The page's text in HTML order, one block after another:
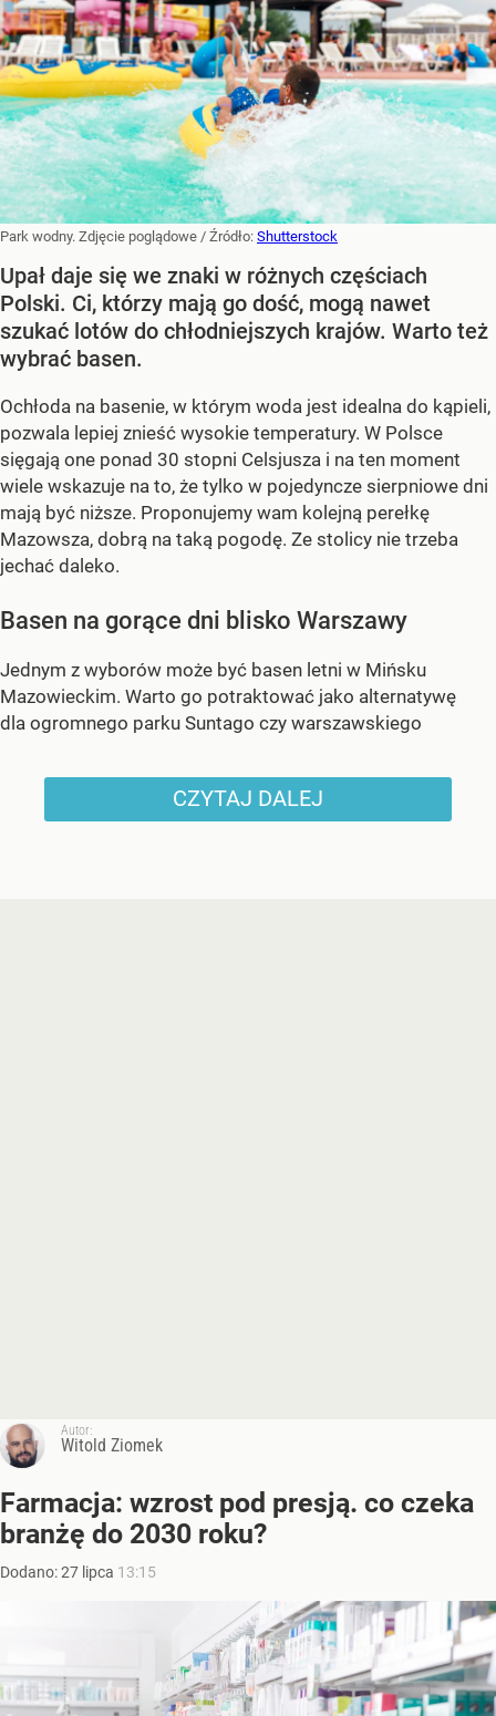
Park wodny. Zdjęcie poglądowe / Źródło: Shutterstock
Upał daje się we znaki w różnych częściach
Polski. Ci, którzy mają go dość, mogą nawet
szukać lotów do chłodniejszych krajów. Warto też
wybrać basen.
Ochłoda na basenie, w którym woda jest idealna do kąpieli,
pozwala lepiej znieść wysokie temperatury. W Polsce
sięgają one ponad 30 stopni Celsjusza i na ten moment
wiele wskazuje na to, że tylko w pojedyncze sierpniowe dni
mają być niższe. Proponujemy wam kolejną perełkę
Mazowsza, dobrą na taką pogodę. Ze stolicy nie trzeba
jechać daleko.
Basen na gorące dni blisko Warszawy
Jednym z wyborów może być basen letni w Mińsku
Mazowieckim. Warto go potraktować jako alternatywę
dla ogromnego parku Suntago czy warszawskiego
CZYTAJ DALEJ
Autor:
Witold Ziomek
Farmacja: wzrost pod presją. co czeka
branżę do 2030 roku?
Dodano:27 lipca 13:15